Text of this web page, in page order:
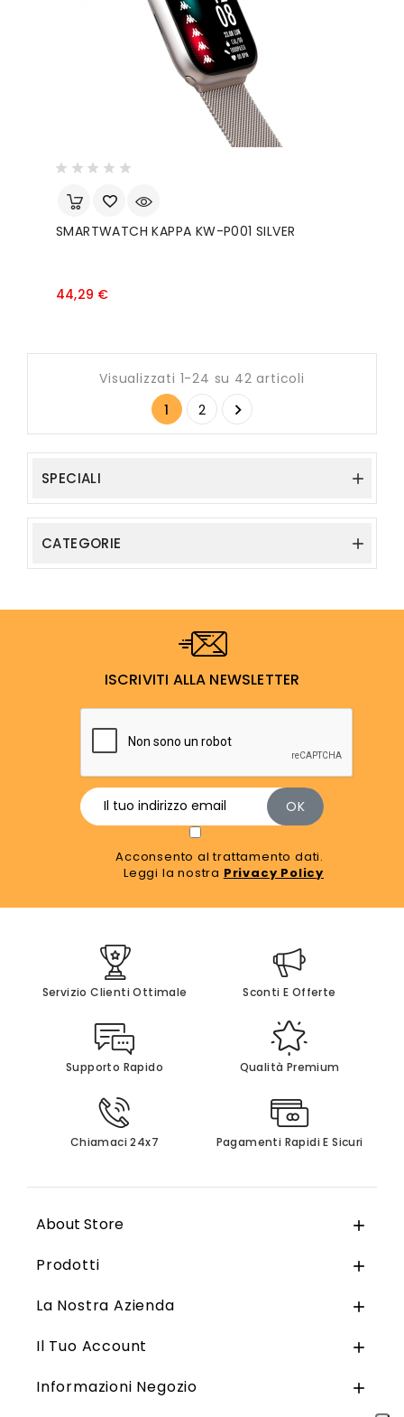
SMARTWATCH KAPPA KW-P001 SILVER
44,29 €Prezzo
Visualizzati 1-24 su 42 articoli
1
2 
SPECIALI 
CATEGORIE 
ISCRIVITI ALLA NEWSLETTER
Acconsento al trattamento dati.
Leggi la nostra Privacy Policy
Servizio Clienti Ottimale Sconti E Offerte
Supporto Rapido Qualità Premium
Chiamaci 24x7 Pagamenti Rapidi E Sicuri
About Store 
Prodotti 
La Nostra Azienda 
Il Tuo Account 
Informazioni Negozio 